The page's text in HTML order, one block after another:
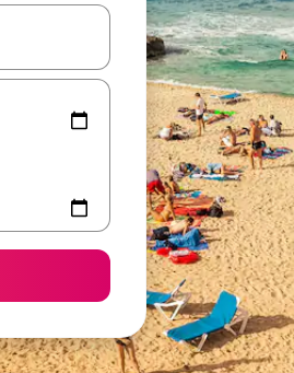
si ich prechádzať pomocou klávesov